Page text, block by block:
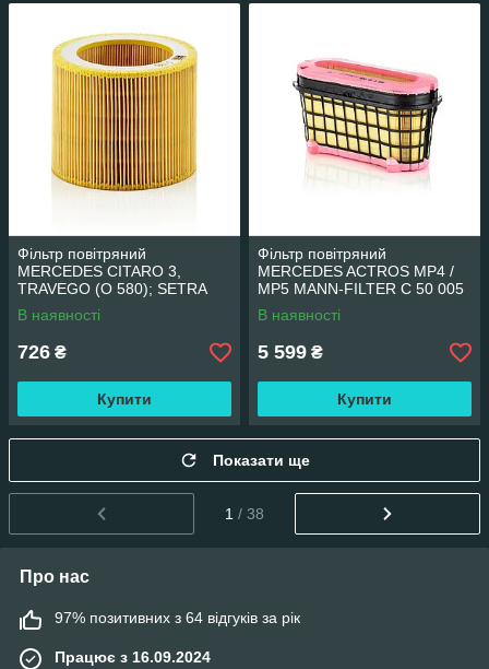
Фільтр повітряний
MERCEDES CITARO 3,
TRAVEGO (O 580); SETRA
MANN-FILTER C 1140
В наявності
726 ₴
Купити
Фільтр повітряний
MERCEDES ACTROS MP4 /
MP5 MANN-FILTER C 50 005
В наявності
5 599 ₴
Купити
Показати ще
1 / 38
Про нас
97% позитивних з 64 відгуків за рік
Працює з 16.09.2024